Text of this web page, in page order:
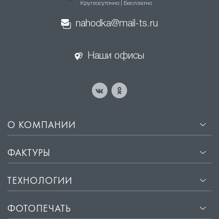
мягкого свечения, что придаёт помещению уют и
Прочность и долговечность. Материалы, из которых
изготавливаются сатиновые потолки, не
первоначальный вид на протяжении многих лет.
·
Лёгкость установки. Монтаж сатиновых потолков
обладают водоотталкивающими свойствами, что
· Звукоизоляция. Хорошие звукоизоляционные
Круглосуточно | Бесплатно
nahodka@mail-ts.ru
Наши офисы
О КОМПАНИИ
ФАКТУРЫ
ТЕХНОЛОГИИ
ФОТОПЕЧАТЬ